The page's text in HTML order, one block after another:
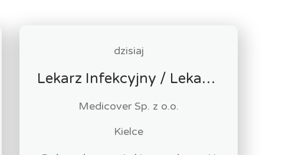
dzisiaj
Lekarz Infekcyjny / Lekarka Infekcyjna
Medicover Sp. z o.o.
Kielce